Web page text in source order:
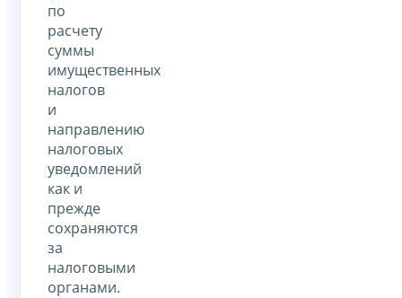
по
расчету
суммы
имущественных
налогов
и
направлению
налоговых
уведомлений
как и
прежде
сохраняются
за
налоговыми
органами.